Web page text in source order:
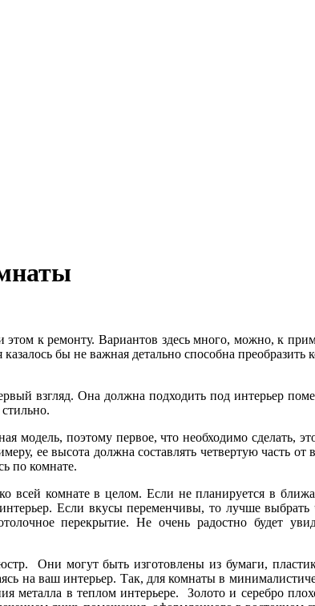
к ремонту. Вариантов здесь много, можно, к
бы не важная детально способна преобразить
взгляд. Она должна подходить под интерьер
модель, поэтому первое, что необходимо сделать,
ее высота должна составлять четвертую часть
по комнате.
всей комнате в целом. Если не планируется в
Если вкусы переменчивы, то лучше выбрать
перекрытие. Не очень радостно будет
Они могут быть изготовлены из бумаги,
на ваш интерьер. Так, для комнаты в
металла в теплом интерьере. Золото и серебро